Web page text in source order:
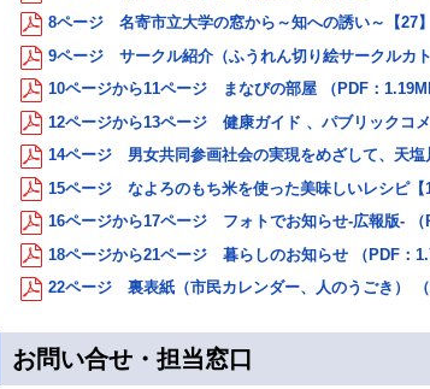
8ページ 名寄市立大学の窓から～知への誘い～【27
9ページ サークル紹介（ふうれん切り絵サークルカ
10ページから11ページ まなびの部屋 （PDF：
12ページから13ページ 健康ガイド 、パブリックコメ
14ページ 男女共同参画社会の実現をめざして、天塩
15ページ なよろのもち米を使った美味しいレシピ【
16ページから17ページ フォトでお知らせ‐広報版‐ （
18ページから21ページ 暮らしのお知らせ （PDF：
22ページ 裏表紙（市民カレンダー、人のうごき） （
お問い合せ・担当窓口